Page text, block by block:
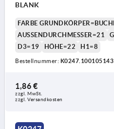
BLANK
FARBE
AUSSENDURCHMESSER=21
D3=19
HÖHE=22 H1=8
Bestellnummer: K0247.100105143
1,86 €
zzgl. MwSt.
zzgl. Versandkosten